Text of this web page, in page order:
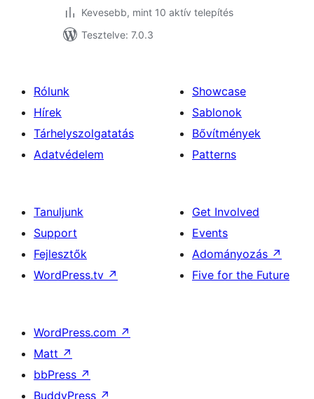
Kevesebb, mint 10 aktív telepítés
Tesztelve: 7.0.3
Rólunk
Hírek
Tárhelyszolgatatás
Adatvédelem
Showcase
Sablonok
Bővítmények
Patterns
Tanuljunk
Support
Fejlesztők
WordPress.tv ↗
Get Involved
Events
Adományozás ↗
Five for the Future
WordPress.com ↗
Matt ↗
bbPress ↗
BuddyPress ↗